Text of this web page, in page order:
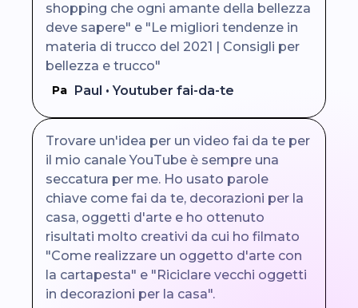
shopping che ogni amante della bellezza
deve sapere" e "Le migliori tendenze in
materia di trucco del 2021 | Consigli per
bellezza e trucco"
Pa Paul • Youtuber fai-da-te
Trovare un'idea per un video fai da te per
il mio canale YouTube è sempre una
seccatura per me. Ho usato parole
chiave come fai da te, decorazioni per la
casa, oggetti d'arte e ho ottenuto
risultati molto creativi da cui ho filmato
"Come realizzare un oggetto d'arte con
la cartapesta" e "Riciclare vecchi oggetti
in decorazioni per la casa".